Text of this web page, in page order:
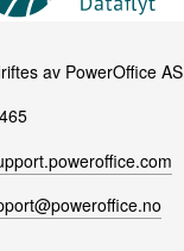
av PowerOffice AS